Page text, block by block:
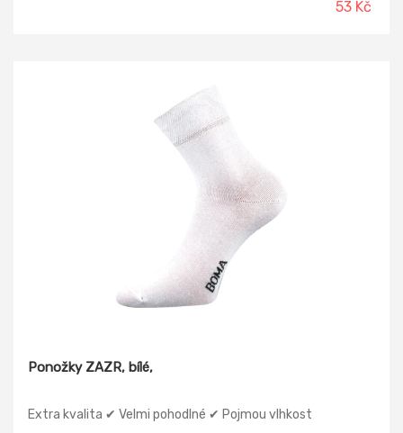
53 Kč
Ponožky ZAZR, bílé,
Extra kvalita ✔ Velmi pohodlné ✔ Pojmou vlhkost